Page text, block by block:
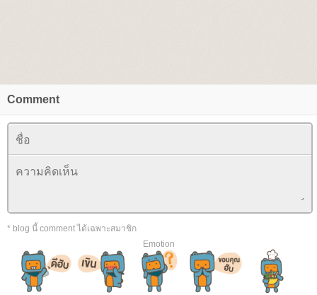
Comment
* blog นี้ comment ได้เฉพาะสมาชิก
Emotion